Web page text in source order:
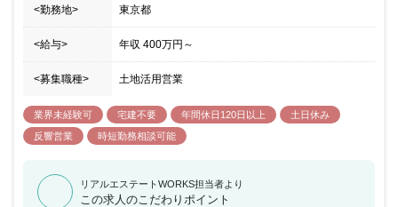
決められた方法だけでなく、柔軟な発想と経験で自由な提案と行動
力で一緒に組織を大きくしていたける方のご応募をお待ちしており
ます。
<勤務地> 東京都
<給与> 年収 400万円 ～
<募集職種> 土地活用営業
業界未経験可 宅建不要 年間休日120日以上
土日休み
反響営業
時短勤務相談可能
リアルエステートWORKS担当者より
この求人のこだわりポイント